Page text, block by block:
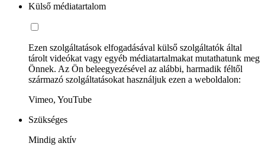
Külső médiatartalom
Ezen szolgáltatások elfogadásával külső szolgáltatók által
tárolt videókat vagy egyéb médiatartalmakat mutathatunk meg
Önnek. Az Ön beleegyezésével az alábbi, harmadik féltől
származó szolgáltatásokat használjuk ezen a weboldalon:
Vimeo, YouTube
Szükséges
Mindig aktív